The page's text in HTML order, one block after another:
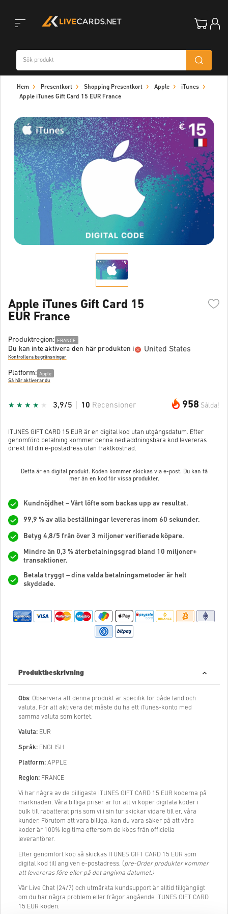
navigation
Hem Presentkort Shopping Presentkort Apple
iTunes
Apple iTunes Gift Card 15 EUR France
Apple iTunes Gift Card 15
EUR France
Produktregion: FRANCE
Du kan inte aktivera den här produkten i United States
Kontrollera begränsningar
Platform: Apple
Så här aktiverar du
958 Sålda!
3,9/5 10 Recensioner
ITUNES GIFT CARD 15 EUR är en digital kod utan utgångsdatum. Efter
genomförd betalning kommer denna nedladdningsbara kod levereras
direkt till din e-postadress utan fraktkostnad.
Detta är en digital produkt. Koden kommer skickas via e-post. Du kan få
mer än en kod för vissa produkter.
Kundnöjdhet – Vårt löfte som backas upp av resultat.
99,9 % av alla beställningar levereras inom 60 sekunder.
Betyg 4,8/5 från över 3 miljoner verifierade köpare.
Mindre än 0,3 % återbetalningsgrad bland 10 miljoner+
transaktioner.
Betala tryggt – dina valda betalningsmetoder är helt
skyddade.
Produktbeskrivning
Obs: Observera att denna produkt är specifik för både land och
valuta. För att aktivera det måste du ha ett iTunes-konto med
samma valuta som kortet.
Valuta: EUR
Språk: ENGLISH
Platform: APPLE
Region: FRANCE
Vi har några av de billigaste ITUNES GIFT CARD 15 EUR koderna på
marknaden. Våra billiga priser är för att vi köper digitala koder i
bulk till rabatterat pris som vi i sin tur skickar vidare till er, våra
kunder. Förutom att vara billiga, kan du vara säker på att våra
koder är 100% legitima eftersom de köps från officiella
leverantörer.
Efter genomfört köp så skickas ITUNES GIFT CARD 15 EUR som
digital kod till angiven e-postadress. (pre-Order produkter kommer
att levereras före eller på det angivna datumet.)
Vår Live Chat (24/7) och utmärkta kundsupport är alltid tillgängligt
om du har några problem eller frågor angående ITUNES GIFT CARD
15 EUR koden.